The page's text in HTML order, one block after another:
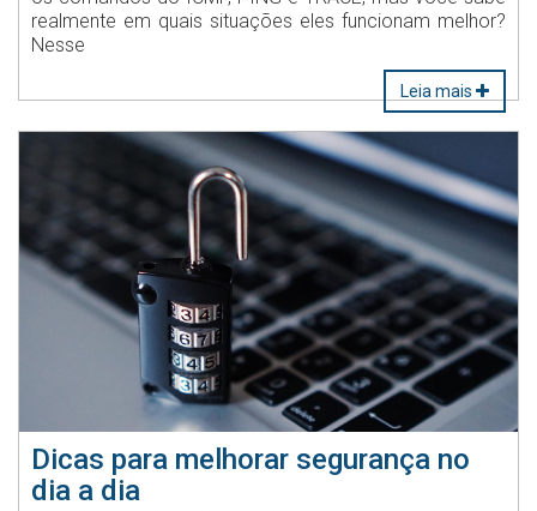
realmente em quais situações eles funcionam melhor?
Nesse
Leia mais
Dicas para melhorar segurança no
dia a dia